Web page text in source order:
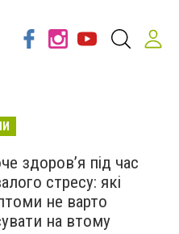
здоров’я під час
стресу: які
не варто
на втому